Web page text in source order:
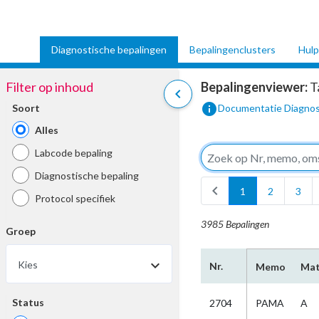
Diagnostische bepalingen Bepalingenclusters
chevron_left
Filter op inhoud
Soort
Alles
Labcode bepaling
Diagnostische bepaling
Protocol specifiek
Groep
Kies
Status
Bepalingenviewer:
infoDocumentatie
chevron_left 1 2 3
3985 Bepalingen
Nr. Memo
2704 PAMA A